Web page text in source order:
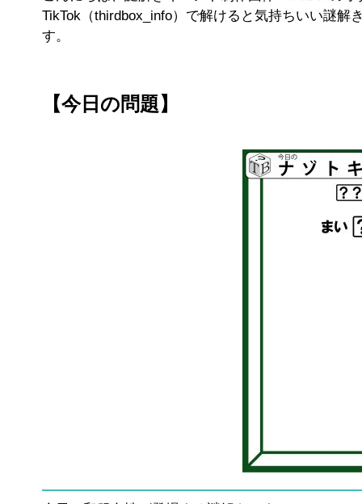
TikTok（thirdbox_info）で解けると気持ちいい謎
す。
【今日の問題】